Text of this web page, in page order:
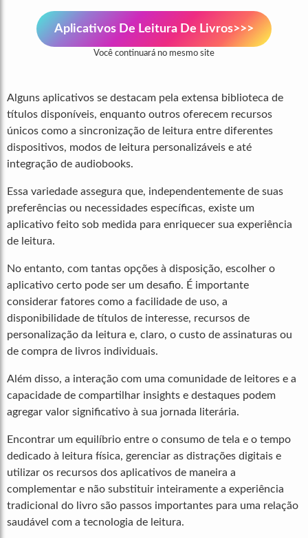
Aplicativos De Leitura De Livros>>>
Você continuará no mesmo site
Alguns aplicativos se destacam pela extensa biblioteca de
títulos disponíveis, enquanto outros oferecem recursos
únicos como a sincronização de leitura entre diferentes
dispositivos, modos de leitura personalizáveis e até
integração de audiobooks.
Essa variedade assegura que, independentemente de suas
preferências ou necessidades específicas, existe um
aplicativo feito sob medida para enriquecer sua experiência
de leitura.
No entanto, com tantas opções à disposição, escolher o
aplicativo certo pode ser um desafio. É importante
considerar fatores como a facilidade de uso, a
disponibilidade de títulos de interesse, recursos de
personalização da leitura e, claro, o custo de assinaturas ou
de compra de livros individuais.
Além disso, a interação com uma comunidade de leitores e a
capacidade de compartilhar insights e destaques podem
agregar valor significativo à sua jornada literária.
Encontrar um equilíbrio entre o consumo de tela e o tempo
dedicado à leitura física, gerenciar as distrações digitais e
utilizar os recursos dos aplicativos de maneira a
complementar e não substituir inteiramente a experiência
tradicional do livro são passos importantes para uma relação
saudável com a tecnologia de leitura.